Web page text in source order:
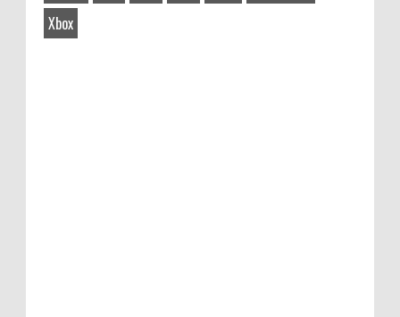
Xbox